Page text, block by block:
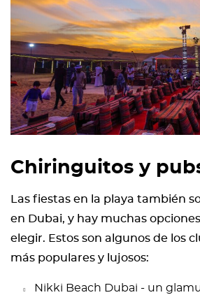
Chiringuitos y
Las fiestas en la playa también
en Dubai, y hay muchas
elegir. Estos son algunos de los
más populares y lujosos:
Nikki Beach Dubai - un